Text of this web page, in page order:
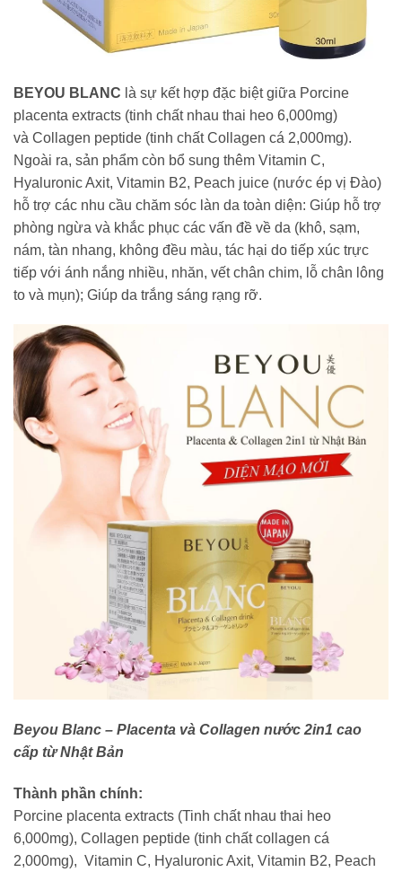
BEYOU BLANC là sự kết hợp đặc biệt giữa Porcine
placenta extracts (tinh chất nhau thai heo 6,000mg)
và Collagen peptide (tinh chất Collagen cá 2,000mg).
Ngoài ra, sản phẩm còn bổ sung thêm Vitamin C,
Hyaluronic Axit, Vitamin B2, Peach juice (nước ép vị Đào)
hỗ trợ các nhu cầu chăm sóc làn da toàn diện: Giúp hỗ trợ
phòng ngừa và khắc phục các vấn đề về da (khô, sạm,
nám, tàn nhang, không đều màu, tác hại do tiếp xúc trực
tiếp với ánh nắng nhiều, nhăn, vết chân chim, lỗ chân lông
to và mụn); Giúp da trắng sáng rạng rỡ.
Beyou Blanc – Placenta và Collagen nước 2in1 cao
cấp từ Nhật Bản
Thành phần chính:
Porcine placenta extracts (Tinh chất nhau thai heo
6,000mg), Collagen peptide (tinh chất collagen cá
2,000mg), Vitamin C, Hyaluronic Axit, Vitamin B2, Peach